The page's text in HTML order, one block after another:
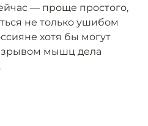
— проще простого,
не только ушибом
хотя бы могут
мышц дела